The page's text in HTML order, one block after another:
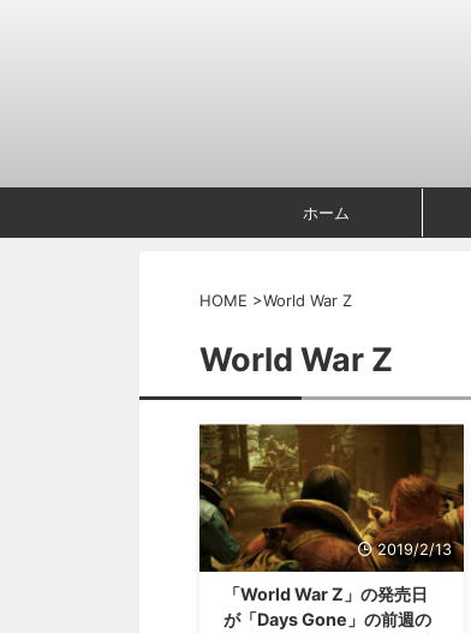
ホーム
HOME >World War Z
World War Z
2019/2/13
「World War Z」の発売日
が「Days Gone」の前週の